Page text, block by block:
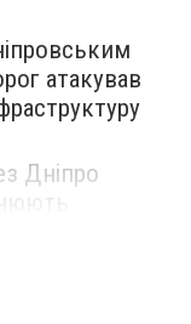
атакував
Дніпро